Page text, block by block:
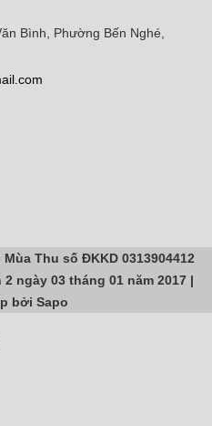
Bình, Phường Bến Nghé,
Thu số ĐKKD 0313904412
ngày 03 tháng 01 năm 2017 |
bởi Sapo